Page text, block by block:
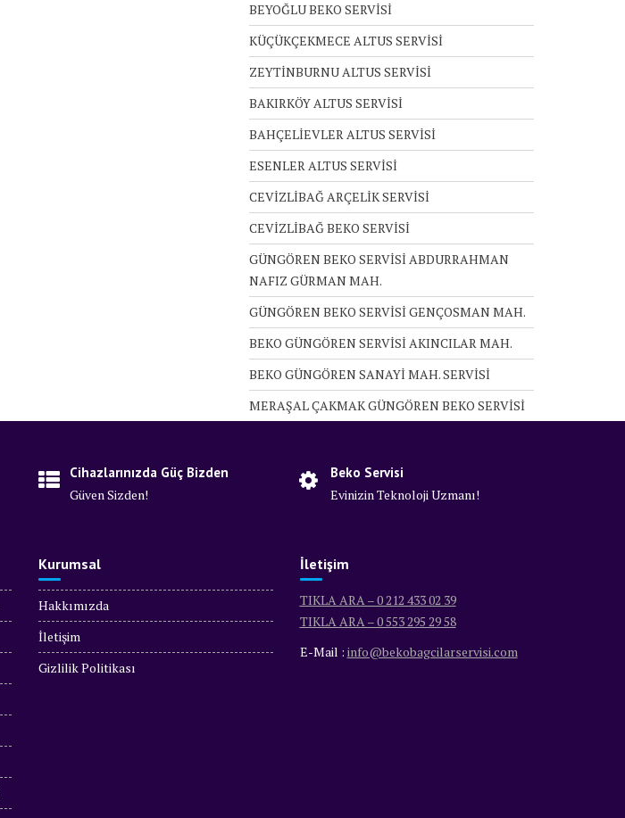
BEYOĞLU BEKO SERVİSİ
KÜÇÜKÇEKMECE ALTUS SERVİSİ
ZEYTİNBURNU ALTUS SERVİSİ
BAKIRKÖY ALTUS SERVİSİ
BAHÇELİEVLER ALTUS SERVİSİ
ESENLER ALTUS SERVİSİ
CEVİZLİBAĞ ARÇELİK SERVİSİ
CEVİZLİBAĞ BEKO SERVİSİ
GÜNGÖREN BEKO SERVİSİ ABDURRAHMAN
NAFIZ GÜRMAN MAH.
GÜNGÖREN BEKO SERVİSİ GENÇOSMAN MAH.
BEKO GÜNGÖREN SERVİSİ AKINCILAR MAH.
BEKO GÜNGÖREN SANAYİ MAH. SERVİSİ
MERAŞAL ÇAKMAK GÜNGÖREN BEKO SERVİSİ
Cihazlarınızda Güç Bizden
Güven Sizden!
Beko Servisi
Evinizin Teknoloji Uzmanı!
Kurumsal
Hakkımızda
İletişim
Gizlilik Politikası
İletişim
TIKLA ARA – 0 212 433 02 39
TIKLA ARA – 0 553 295 29 58
E-Mail : info@bekobagcilarservisi.com